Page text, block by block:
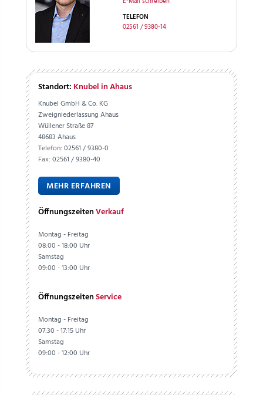
TELEFON
02561 / 9380-14
Standort: Knubel in Ahaus
Knubel GmbH & Co. KG
Zweigniederlassung Ahaus
Wüllener Straße 87
48683 Ahaus
Telefon: 02561 / 9380-0
Fax: 02561 / 9380-40
MEHR ERFAHREN
ÖffnungszeitenVerkauf
Montag - Freitag
08:00 - 18:00 Uhr
Samstag
09:00 - 13:00 Uhr
ÖffnungszeitenService
Montag - Freitag
07:30 - 17:15 Uhr
Samstag
09:00 - 12:00 Uhr